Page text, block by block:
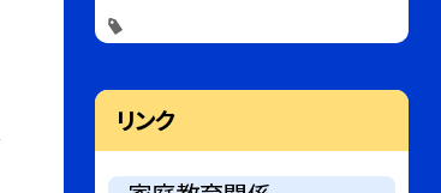
リンク